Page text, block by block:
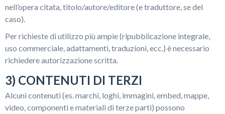
nell’opera citata, titolo/autore/editore (e traduttore, se del
caso).
Per richieste di utilizzo più ampie (ripubblicazione integrale,
uso commerciale, adattamenti, traduzioni, ecc.) è necessario
richiedere autorizzazione scritta.
3) CONTENUTI DI TERZI
Alcuni contenuti (es. marchi, loghi, immagini, embed, mappe,
video, componenti e materiali di terze parti) possono